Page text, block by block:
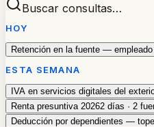
Buscar consultas…
HOY
Retención en la fuente —
ESTA SEMANA
IVA en servicios digitales del
Renta presuntiva 20262 días · 2
Deducción por dependientes —